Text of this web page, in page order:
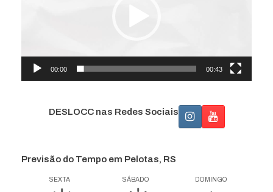
00:00 00:43
DESLOCC nas Redes Sociais
Previsão do Tempo em Pelotas, RS
SEXTA SÁBADO DOMINGO